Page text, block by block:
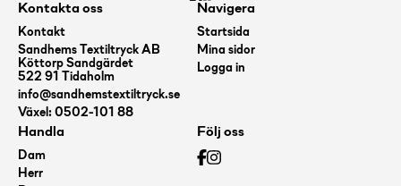
Kontakta oss
Kontakt
Sandhems Textiltryck AB
Köttorp Sandgärdet
522 91 Tidaholm
info@sandhemstextiltryck.se
Växel: 0502-101 88
Navigera
Startsida
Mina sidor
Logga in
Handla
Dam
Herr
Följ oss